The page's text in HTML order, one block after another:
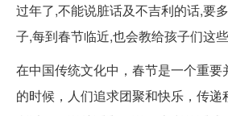
过年了,不能说脏话及不吉利的话,要
子,每到春节临近,也会教给孩子们这
在中国传统文化中，春节是一个重
的时候，人们追求团聚和快乐，传递